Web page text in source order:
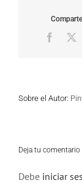
Sobre el Autor:
Deja tu comentario
Debe iniciar